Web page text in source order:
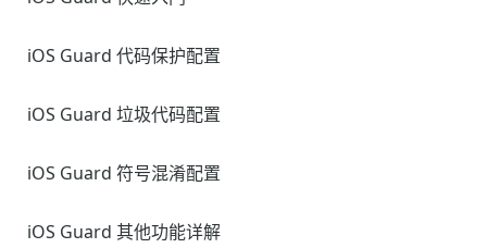
iOS Guard 代码保护配置
iOS Guard 垃圾代码配置
iOS Guard 符号混淆配置
iOS Guard 其他功能详解